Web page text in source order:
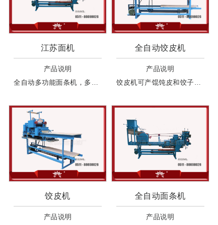
江苏面机
产品说明
全自动多功能面条机，多功能面条机，面机，江苏面机， 镇江面机，丹阳面机，面条机，江苏面条机， 镇江面条机。
全自动饺皮机
产品说明
饺皮机可产馄饨皮和饺子皮，产馄饨皮和饺子皮时可以自动双面上粉、自动叠皮。机器工作中无需人工干预。因各地皮子大小不一样，需手工切皮。
饺皮机
产品说明
全自动面条机
产品说明